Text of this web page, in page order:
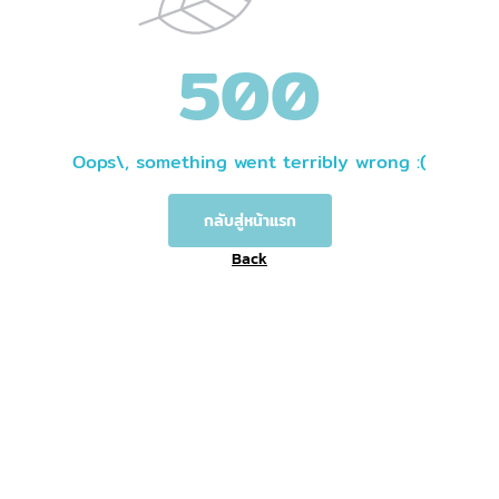
500
Oops\, something went terribly wrong :(
กลับสู่หน้าแรก
Back